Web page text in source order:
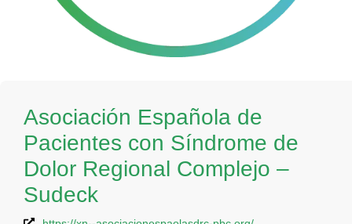
Asociación Española de
Pacientes con Síndrome de
Dolor Regional Complejo –
Sudeck